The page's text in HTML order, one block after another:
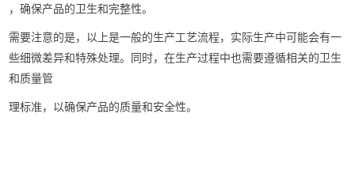
，确保产品的卫生和完整性。
需要注意的是，以上是一般的生产工艺流程，实际生产中可能会有一
些细微差异和特殊处理。同时，在生产过程中也需要遵循相关的卫生
和质量管
理标准，以确保产品的质量和安全性。